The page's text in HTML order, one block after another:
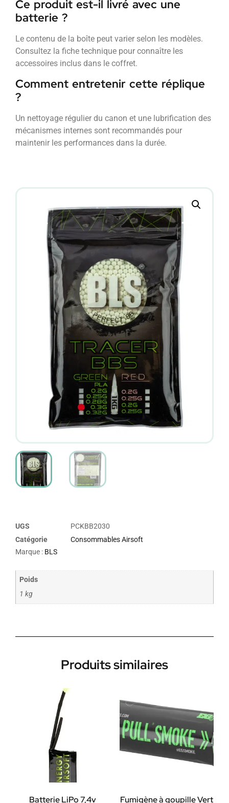
Ce produit est-il livré avec une
batterie ?
Le contenu de la boîte peut varier selon les modèles.
Consultez la fiche technique pour connaître les
accessoires inclus dans le coffret.
Comment entretenir cette réplique
?
Un nettoyage régulier du canon et une lubrification des
mécanismes internes sont recommandés pour
maintenir les performances dans la durée.
UGS
PCKBB2030
Catégorie
Consommables Airsoft
Marque : BLS
Poids
1 kg
Produits similaires
Batterie LiPo 7,4v
Fumigène à goupille Vert